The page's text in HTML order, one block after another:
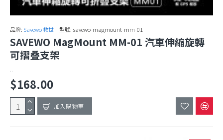
品牌: Savewo 救世 型號: savewo-magmount-mm-01
SAVEWO MagMount MM-01 汽車伸縮旋轉
可摺叠支架
..
$168.00
加入購物車